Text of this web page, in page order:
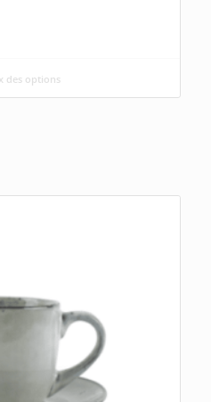
des options